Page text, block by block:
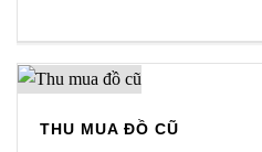
THU MUA ĐỒ CŨ